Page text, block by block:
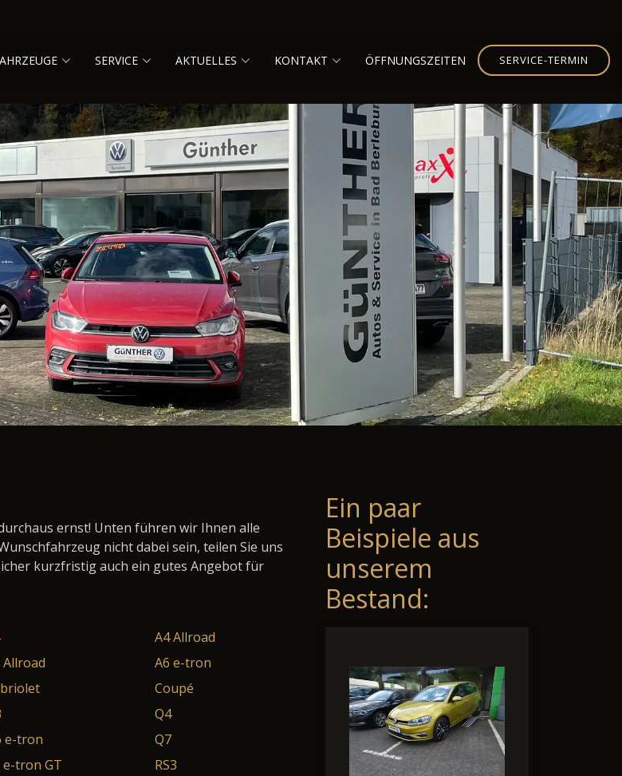
SERVICE AKTUELLES KONTAKT ÖFFNUNGSZEITEN SERVICE-TERMIN
ernst! Unten führen wir Ihnen alle
nicht dabei sein, teilen Sie uns
kurzfristig auch ein gutes Angebot für
A4 Allroad
Allroad
A6 e-tron
Coupé
Q4
e-tron
Q7
e-tron GT
RS3
Ein paar
Beispiele aus
unserem
Bestand: